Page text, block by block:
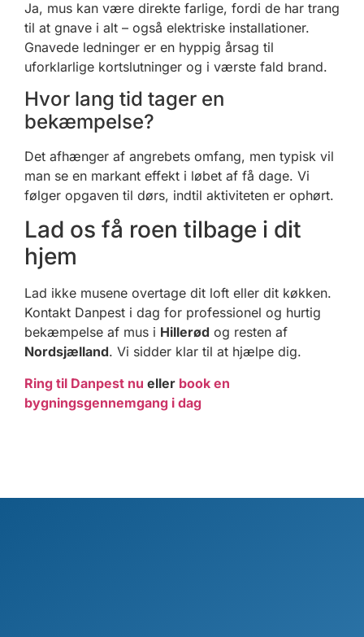
Ja, mus kan være direkte farlige, fordi de har trang
til at gnave i alt – også elektriske installationer.
Gnavede ledninger er en hyppig årsag til
uforklarlige kortslutninger og i værste fald brand.
Hvor lang tid tager en
bekæmpelse?
Det afhænger af angrebets omfang, men typisk vil
man se en markant effekt i løbet af få dage. Vi
følger opgaven til dørs, indtil aktiviteten er ophørt.
Lad os få roen tilbage i dit
hjem
Lad ikke musene overtage dit loft eller dit køkken.
Kontakt Danpest i dag for professionel og hurtig
bekæmpelse af mus i Hillerød og resten af
Nordsjælland. Vi sidder klar til at hjælpe dig.
Ring til Danpest nu eller book en
bygningsgennemgang i dag